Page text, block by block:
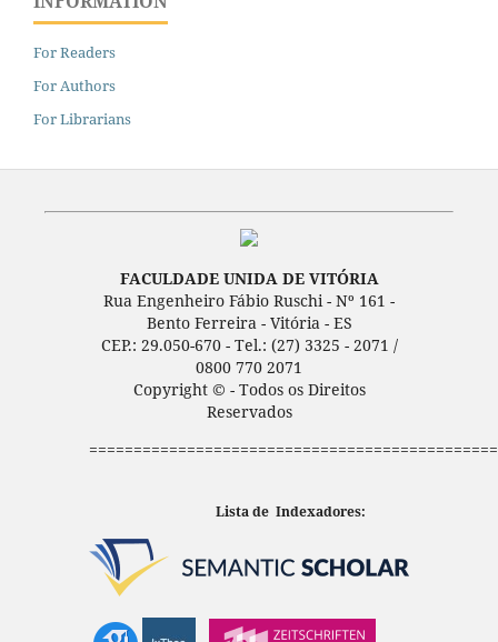
For Readers
For Authors
For Librarians
FACULDADE UNIDA DE VITÓRIA
Rua Engenheiro Fábio Ruschi - Nº 161 -
Bento Ferreira - Vitória - ES
CEP.: 29.050-670 - Tel.: (27) 3325 - 2071 /
0800 770 2071
Copyright © - Todos os Direitos
Reservados
Lista de Indexadores: